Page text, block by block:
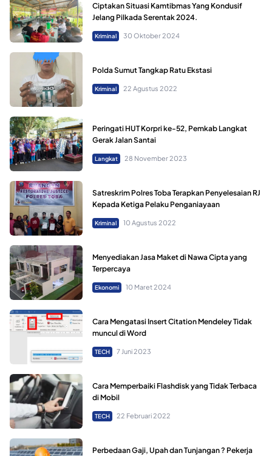
Ciptakan Situasi Kamtibmas Yang Kondusif
Jelang Pilkada Serentak 2024.
Kriminal 30 Oktober 2024
Polda Sumut Tangkap Ratu Ekstasi
Kriminal 22 Agustus 2022
Peringati HUT Korpri ke-52, Pemkab Langkat
Gerak Jalan Santai
Langkat 28 November 2023
Satreskrim Polres Toba Terapkan Penyelesaian RJ
Kepada Ketiga Pelaku Penganiayaan
Kriminal 10 Agustus 2022
Menyediakan Jasa Maket di Nawa Cipta yang
Terpercaya
Ekonomi 10 Maret 2024
Cara Mengatasi Insert Citation Mendeley Tidak
muncul di Word
TECH 7 Juni 2023
Cara Memperbaiki Flashdisk yang Tidak Terbaca
di Mobil
TECH 22 Februari 2022
Perbedaan Gaji, Upah dan Tunjangan ? Pekerja